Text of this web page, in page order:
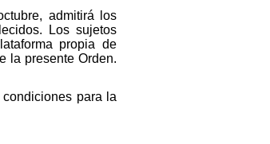
admitirá los
Los sujetos
propia de
la presente Orden.
para la